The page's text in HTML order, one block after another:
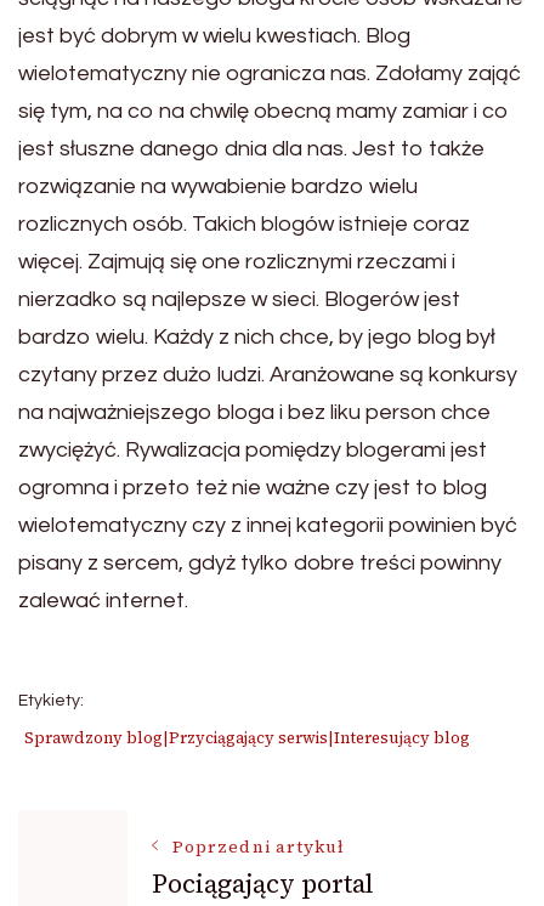
jest być dobrym w wielu kwestiach. Blog
wielotematyczny nie ogranicza nas. Zdołamy zająć
się tym, na co na chwilę obecną mamy zamiar i co
jest słuszne danego dnia dla nas. Jest to także
rozwiązanie na wywabienie bardzo wielu
rozlicznych osób. Takich blogów istnieje coraz
więcej. Zajmują się one rozlicznymi rzeczami i
nierzadko są najlepsze w sieci. Blogerów jest
bardzo wielu. Każdy z nich chce, by jego blog był
czytany przez dużo ludzi. Aranżowane są konkursy
na najważniejszego bloga i bez liku person chce
zwyciężyć. Rywalizacja pomiędzy blogerami jest
ogromna i przeto też nie ważne czy jest to blog
wielotematyczny czy z innej kategorii powinien być
pisany z sercem, gdyż tylko dobre treści powinny
zalewać internet.
Etykiety:
Sprawdzony blog|Przyciągający serwis|Interesujący blog
NawigacjaPoprzedni artykuł
Pociągający portal